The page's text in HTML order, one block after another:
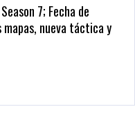
7; Fecha de
mapas, nueva táctica y
aparentemente ya fue